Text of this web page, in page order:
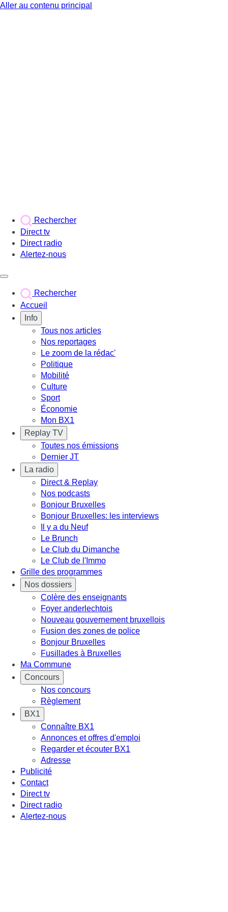
Aller au contenu principal
Rechercher
Direct tv
Direct radio
Alertez-nous
Rechercher
Accueil
Info
Tous nos articles
Nos reportages
Le zoom de la rédac'
Politique
Mobilité
Culture
Sport
Économie
Mon BX1
Replay TV
Toutes nos émissions
Dernier JT
La radio
Direct & Replay
Nos podcasts
Bonjour Bruxelles
Bonjour Bruxelles: les interviews
Il y a du Neuf
Le Brunch
Le Club du Dimanche
Le Club de l'Immo
Grille des programmes
Nos dossiers
Colère des enseignants
Foyer anderlechtois
Nouveau gouvernement bruxellois
Fusion des zones de police
Bonjour Bruxelles
Fusillades à Bruxelles
Ma Commune
Concours
Nos concours
Règlement
BX1
Connaître BX1
Annonces et offres d'emploi
Regarder et écouter BX1
Adresse
Publicité
Contact
Direct tv
Direct radio
Alertez-nous